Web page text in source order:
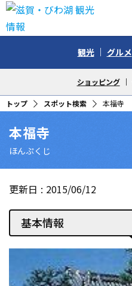
観光 グルメ
ショッピング
トップ スポット検索 本福寺
本福寺
ほんぷくじ
更新日 2015/06/12
基本情報